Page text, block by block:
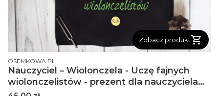
Zobacz produkt
PRODUCENT
OSEMKOWA.PL
Nauczyciel – Wiolonczela - Uczę fajnych
wiolonczelistów - prezent dla nauczyciela
wiolonczeli - Torba z 2 ucha